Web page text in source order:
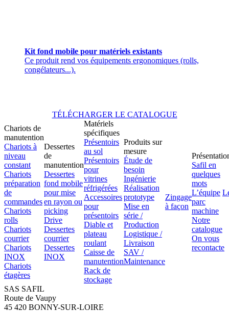
Kit fond mobile pour matériels existants
Ce produit rend vos équipements ergonomiques (rolls,
congélateurs...).
TÉLÉCHARGER LE CATALOGUE
Chariots de
manutention
Chariots à
niveau
constant
Chariots
préparation
de
commandes
Chariots
rolls
Chariots
courrier
Chariots
INOX
Chariots
étagères
Dessertes
de
manutention
Dessertes
fond mobile
pour mise
en rayon ou
picking
Drive
Dessertes
courrier
Dessertes
INOX
Matériels
spécifiques
Présentoirs
au sol
Présentoirs
pour
vitrines
réfrigérées
Accessoires
pour
présentoirs
Diable et
plateau
roulant
Caisse de
manutention
Rack de
stockage
Produits sur
mesure
Étude de
besoin
Ingénierie
Réalisation
prototype
Mise en
série /
Production
Logistique /
Livraison
SAV /
Maintenance
Zingage
à façon
Safil en
quelques
mots
L’équipe
parc
machine
Notre
catalogue
On vous
recontacte
SAS SAFIL
Route de Vaupy
45 420 BONNY-SUR-LOIRE